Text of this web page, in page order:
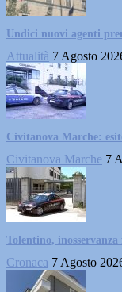
Undici nuovi agenti
Attualità 7 Agosto
Civitanova Marche:
Civitanova Marche 7
Tolentino,
Cronaca 7 Agosto